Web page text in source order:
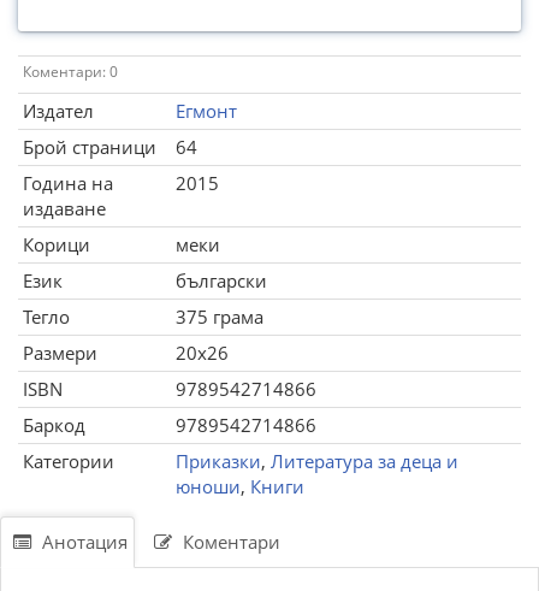
Коментари: 0
Издател
Егмонт
Брой страници
64
Година на
издаване
2015
Корици
меки
Език
български
Тегло
375 грама
Размери
20x26
ISBN
9789542714866
Баркод
9789542714866
Категории
Приказки, Литература за деца и
юноши, Книги
Анотация Коментари